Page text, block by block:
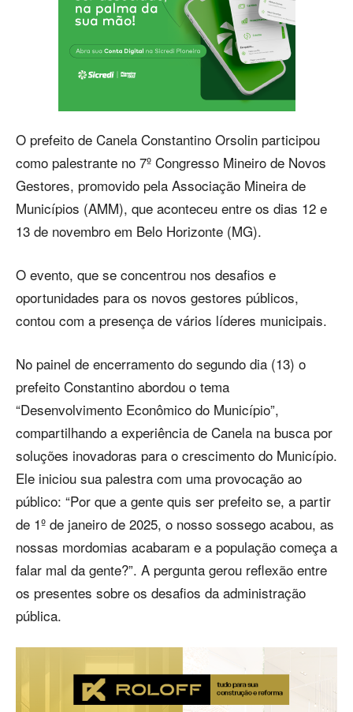
O prefeito de Canela Constantino Orsolin participou
como palestrante no 7º Congresso Mineiro de Novos
Gestores, promovido pela Associação Mineira de
Municípios (AMM), que aconteceu entre os dias 12 e
13 de novembro em Belo Horizonte (MG).
O evento, que se concentrou nos desafios e
oportunidades para os novos gestores públicos,
contou com a presença de vários líderes municipais.
No painel de encerramento do segundo dia (13) o
prefeito Constantino abordou o tema
“Desenvolvimento Econômico do Município”,
compartilhando a experiência de Canela na busca por
soluções inovadoras para o crescimento do Município.
Ele iniciou sua palestra com uma provocação ao
público: “Por que a gente quis ser prefeito se, a partir
de 1º de janeiro de 2025, o nosso sossego acabou, as
nossas mordomias acabaram e a população começa a
falar mal da gente?”. A pergunta gerou reflexão entre
os presentes sobre os desafios da administração
pública.